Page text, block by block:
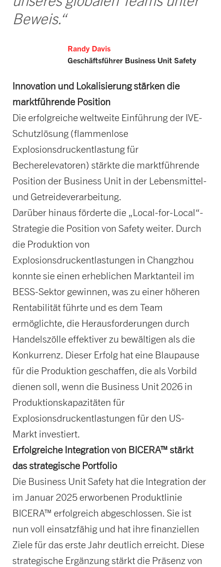
Beweis.“
Randy Davis
Geschäftsführer Business Unit Safety
Innovation und Lokalisierung stärken die
marktführende Position
Die erfolgreiche weltweite Einführung der IVE-
Schutzlösung (flammenlose
Explosionsdruckentlastung für
Becherelevatoren) stärkte die marktführende
Position der Business Unit in der Lebensmittel-
und Getreideverarbeitung.
Darüber hinaus förderte die „Local-for-Local“-
Strategie die Position von Safety weiter. Durch
die Produktion von
Explosionsdruckentlastungen in Changzhou
konnte sie einen erheblichen Marktanteil im
BESS-Sektor gewinnen, was zu einer höheren
Rentabilität führte und es dem Team
ermöglichte, die Herausforderungen durch
Handelszölle effektiver zu bewältigen als die
Konkurrenz. Dieser Erfolg hat eine Blaupause
für die Produktion geschaffen, die als Vorbild
dienen soll, wenn die Business Unit 2026 in
Produktionskapazitäten für
Explosionsdruckentlastungen für den US-
Markt investiert.
Erfolgreiche Integration von BICERA™ stärkt
das strategische Portfolio
Die Business Unit Safety hat die Integration der
im Januar 2025 erworbenen Produktlinie
BICERA™ erfolgreich abgeschlossen. Sie ist
nun voll einsatzfähig und hat ihre finanziellen
Ziele für das erste Jahr deutlich erreicht. Diese
strategische Ergänzung stärkt die Präsenz von